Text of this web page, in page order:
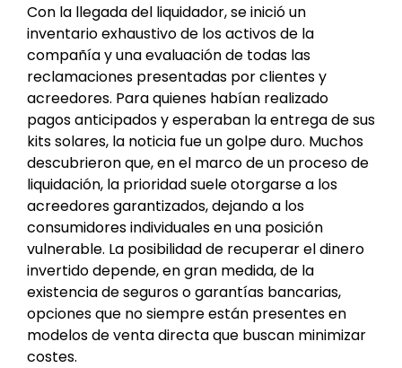
Con la llegada del liquidador, se inició un
inventario exhaustivo de los activos de la
compañía y una evaluación de todas las
reclamaciones presentadas por clientes y
acreedores. Para quienes habían realizado
pagos anticipados y esperaban la entrega de sus
kits solares, la noticia fue un golpe duro. Muchos
descubrieron que, en el marco de un proceso de
liquidación, la prioridad suele otorgarse a los
acreedores garantizados, dejando a los
consumidores individuales en una posición
vulnerable. La posibilidad de recuperar el dinero
invertido depende, en gran medida, de la
existencia de seguros o garantías bancarias,
opciones que no siempre están presentes en
modelos de venta directa que buscan minimizar
costes.